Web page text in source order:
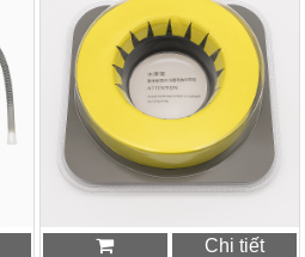
Chi tiết